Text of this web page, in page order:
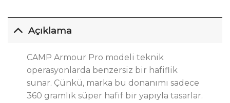
Açıklama
CAMP Armour Pro modeli teknik
operasyonlarda benzersiz bir hafiflik
sunar. Çünkü, marka bu donanımı sadece
360 gramlık süper hafif bir yapıyla tasarlar.